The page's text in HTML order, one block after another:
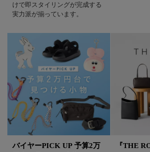
けで即スタイリングが完成する
実力派が揃っています。
バイヤーPICK UP 予算2万
『THE